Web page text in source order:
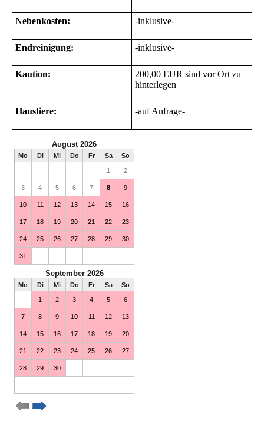
Nebenkosten: -inklusive-
Endreinigung: -inklusive-
Kaution:
200,00 EUR sind vor Ort zu
hinterlegen
Haustiere: -auf Anfrage-